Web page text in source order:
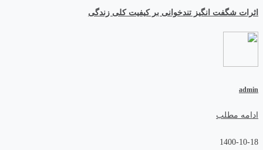
اثرات شگفت انگیز تندخوانی بر کیفیت کلی زندگی
admin
ادامه مطلب
1400-10-18